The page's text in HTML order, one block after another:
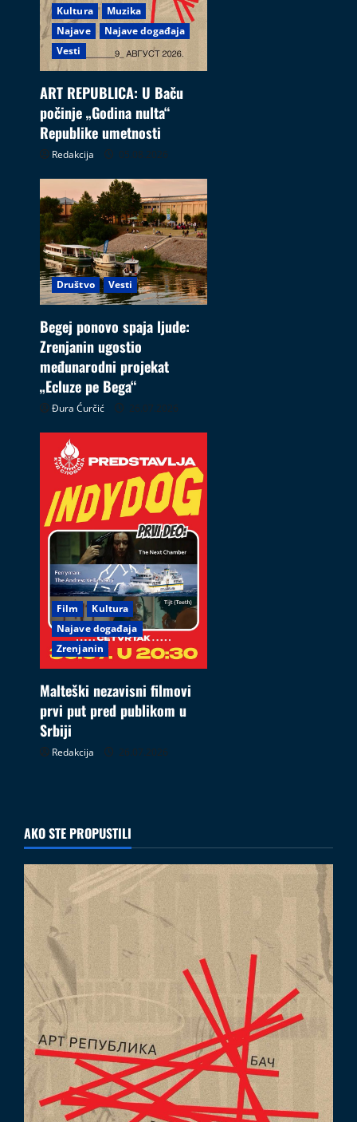
Kultura
Muzika
Najave
Najave događaja
Vesti
ART REPUBLICA: U Baču
počinje „Godina nulta“
Republike umetnosti
Redakcija 05.08.2026
Društvo Vesti
Begej ponovo spaja ljude:
Zrenjanin ugostio
međunarodni projekat
„Ecluze pe Bega“
Đura Ćurčić 26.07.2026
Film
Kultura
Najave događaja
Zrenjanin
Malteški nezavisni filmovi
prvi put pred publikom u
Srbiji
Redakcija 26.07.2026
AKO STE PROPUSTILI